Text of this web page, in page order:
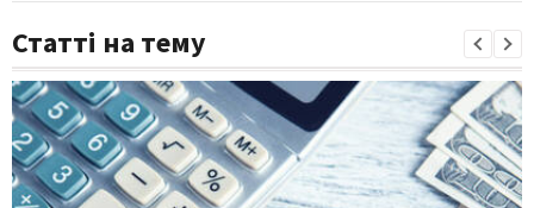
Статті на тему